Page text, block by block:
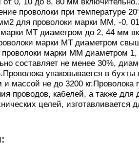
проволоки при температуре
для проволоки марки ММ, -0,
марки МТ диаметром до 2, 44 мм
марки МТ диаметром
проволоки марки ММ диаметром
составляет не менее 30%,
упаковывается в
массой не до 3200 кг.Проволока
проводов, кабелей, а также для
целей, изготавливается